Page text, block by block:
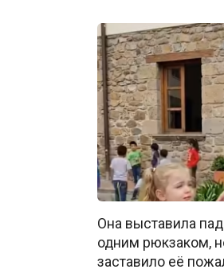
Она выставила
одним рюкзаком,
заставило её